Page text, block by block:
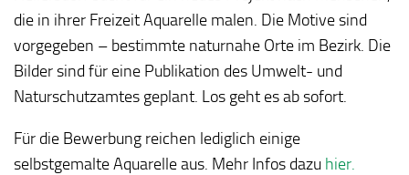
die in ihrer Freizeit Aquarelle malen. Die Motive sind
vorgegeben – bestimmte naturnahe Orte im Bezirk. Die
Bilder sind für eine Publikation des Umwelt- und
Naturschutzamtes geplant. Los geht es ab sofort.
Für die Bewerbung reichen lediglich einige
selbstgemalte Aquarelle aus. Mehr Infos dazu hier.